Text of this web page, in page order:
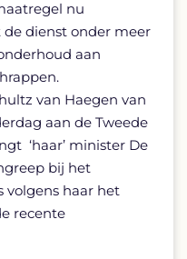
nu
dienst onder meer
aan
van Haegen van
aan de Tweede
‘haar’ minister De
bij het
volgens haar het
recente